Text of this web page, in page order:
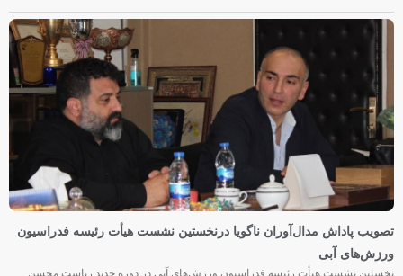
تصویب پاداش مدال‌آوران ناگویا درنخستین نشست هیأت رئیسه فدراسیون
ورزش‌های آبی
نخستین نشست هیأت رئیسه فدراسیون ورزش‌های آبی در دوره جدید ریاست محسن